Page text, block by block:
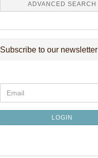
ADVANCED SEARCH
Subscribe to our newsletter
TO
SUBSCRIPTION
Email
LOGIN